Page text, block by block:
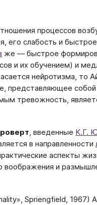
процессов
его слабость и быстрое
же — быстрое
и их обучением) и
нейротизма, то
представляющее собой
тревожность,
, введенные К.Г.
в направленности
аспекты
воображения и
Spriengfield, 1967)